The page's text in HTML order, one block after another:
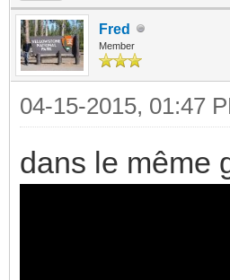
Fred
Member
04-15-2015, 01:47
dans le même